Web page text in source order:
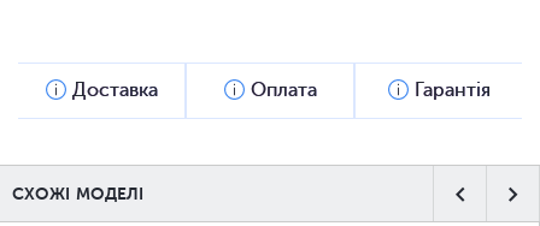
Доставка Оплата Гарантія
СХОЖІ МОДЕЛІ